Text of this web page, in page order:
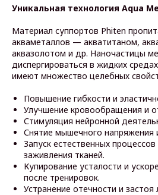
Уникальная технология Aqua
Материал суппортов Phiten
акваметаллов — акватитаном,
аквазолотом и др. Наночастицы
диспергироваться в жидких
имеют множество целебных
Повышение гибкости и
Улучшение кровообращения и
Стимуляция нейронной
Снятие мышечного напряжения
Запуск естественных
заживления тканей.
Купирование усталости и
после тренировок.
Устранение отечности и